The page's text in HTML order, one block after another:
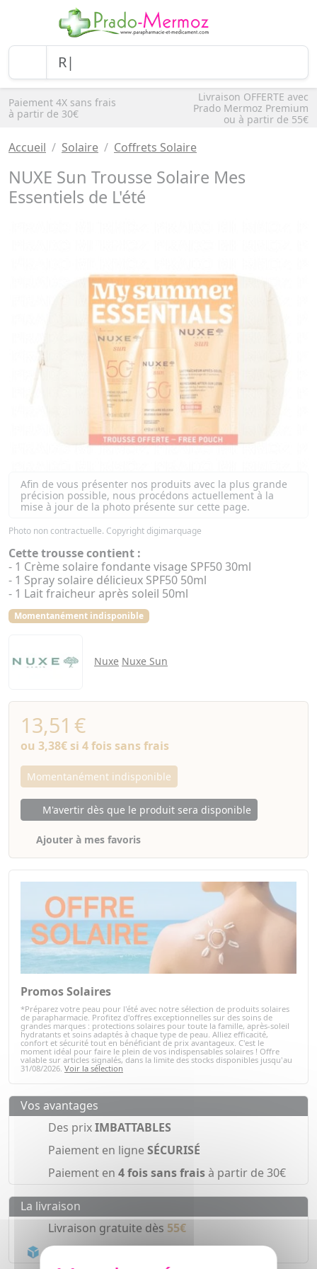
Paiement 4X sans frais
à partir de 30€
Livraison OFFERTE avec
Prado Mermoz Premium
ou à partir de 55€
Accueil Solaire Coffrets Solaire
NUXE Sun Trousse Solaire Mes
Essentiels de L'été
Afin de vous présenter nos produits avec la plus grande
précision possible, nous procédons actuellement à la
mise à jour de la photo présente sur cette page.
Photo non contractuelle. Copyright digimarquage
Cette trousse contient :
- 1 Crème solaire fondante visage SPF50 30ml
- 1 Spray solaire délicieux SPF50 50ml
- 1 Lait fraicheur après soleil 50ml
Momentanément indisponible
Nuxe Nuxe Sun
13,51 €
ou 3,38€ si 4 fois sans frais
Momentanément indisponible
M'avertir dès que le produit sera disponible
Ajouter à mes favoris
Promos Solaires
*Préparez votre peau pour l'été avec notre sélection de produits solaires
de parapharmacie. Profitez d'offres exceptionnelles sur des soins de
grandes marques : protections solaires pour toute la famille, après-soleil
hydratants et soins adaptés à chaque type de peau. Alliez efficacité,
confort et sécurité tout en bénéficiant de prix avantageux. C'est le
moment idéal pour faire le plein de vos indispensables solaires ! Offre
valable sur articles signalés, dans la limite des stocks disponibles jusqu'au
31/08/2026. Voir la sélection
Vos avantages
Des prixIMBATTABLES
Paiement en ligneSÉCURISÉ
Paiement en 4 fois sans fraisà partir de 30€
La livraison
Livraison gratuite dès 55€
Acheminement Chronoposten 24h*